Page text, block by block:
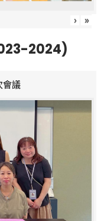
› »
2024)
會議